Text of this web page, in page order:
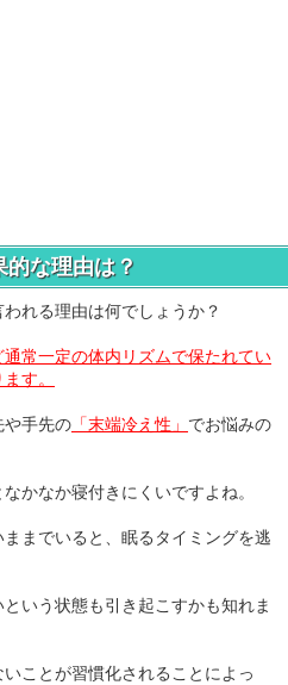
な理由は？
れる理由は何でしょうか？
常一定の体内リズムで保たれてい
す。
や手先の 「末端冷え性」 でお悩みの
かなか寝付きにくいですよね。
までいると、眠るタイミングを逃
いう状態も引き起こすかも知れま
ことが習慣化されることによっ